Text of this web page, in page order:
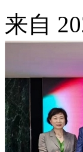
来自